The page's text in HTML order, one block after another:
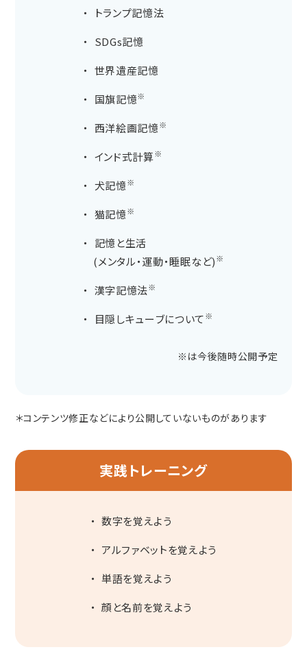
トランプ記憶法
SDGs記憶
世界遺産記憶
国旗記憶※
西洋絵画記憶※
インド式計算※
犬記憶※
猫記憶※
記憶と生活
(メンタル・運動・睡眠など)※
漢字記憶法※
目隠しキューブについて※
※は今後随時公開予定
＊コンテンツ修正などにより公開していないものがあります
実践トレーニング
数字を覚えよう
アルファベットを覚えよう
単語を覚えよう
顔と名前を覚えよう